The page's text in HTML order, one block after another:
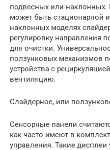
подвесных или наклонных.
может быть стационарной
наклонных моделях
регулировку направления
для очистки.
ползунковых механизмов
устройства с
вентиляцию.
Слайдерное, или
Сенсорные панели
как часто имеют в
управления. Такие